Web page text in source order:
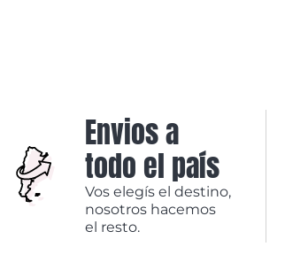
Envios a
todo el país
Vos elegís el destino,
nosotros hacemos
el resto.